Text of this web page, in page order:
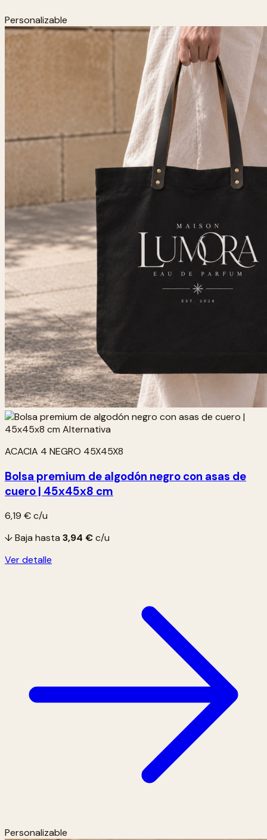
Personalizable
ACACIA 4 NEGRO 45X45X8
Bolsa premium de algodón negro con asas de
cuero | 45x45x8 cm
6,19 €c/u
↓ Baja hasta 3,94 €c/u
Ver detalle
Personalizable